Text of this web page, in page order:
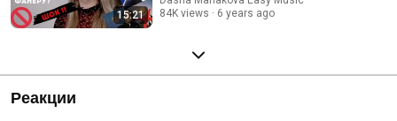
15:21
84K views
6 years ago
Реакции